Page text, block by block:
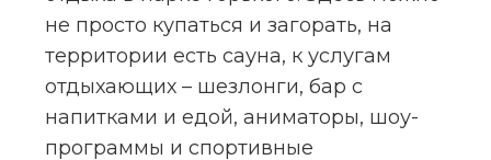
не просто купаться и загорать, на
территории есть сауна, к услугам
отдыхающих – шезлонги, бар с
напитками и едой, аниматоры, шоу-
программы и спортивные